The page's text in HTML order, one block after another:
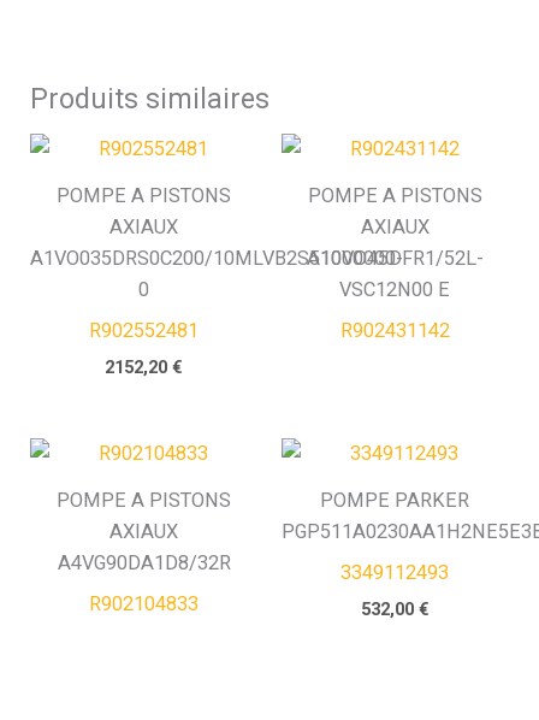
Produits similaires
POMPE A PISTONS
AXIAUX
A1VO035DRS0C200/10MLVB2S51000000-
0
R902552481
2152,20€
POMPE A PISTONS
AXIAUX
A10VO45DFR1/52L-
VSC12N00 E
R902431142
POMPE A PISTONS
AXIAUX
A4VG90DA1D8/32R
R902104833
POMPE PARKER
3349112493
532,00 €